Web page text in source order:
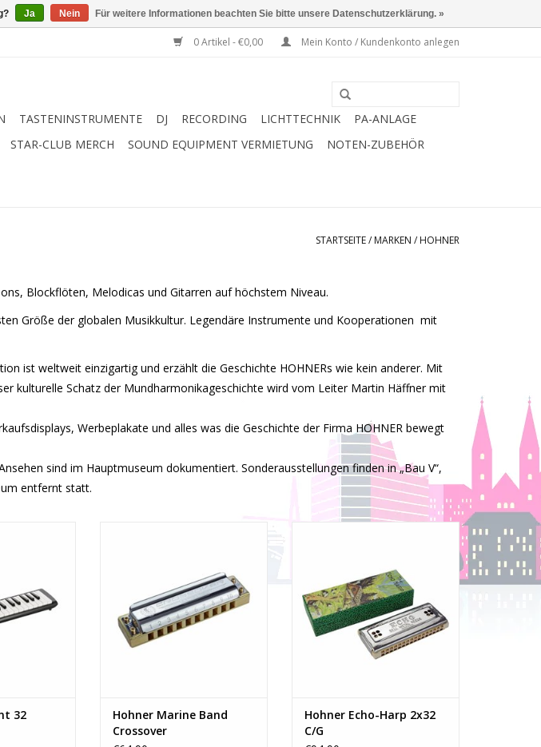
0 Artikel - €0,00 Mein Konto / Kundenkonto anlegen
TASTENINSTRUMENTE DJ RECORDING LICHTTECHNIK
PA-ANLAGE
STAR-CLUB MERCH SOUND EQUIPMENT VERMIETUNG
NOTEN-ZUBEHÖR
STARTSEITE/ MARKEN / HOHNER
Blockflöten, Melodicas und Gitarren auf höchstem Niveau.
Größe der globalen Musikkultur. Legendäre Instrumente und Kooperationen mit
ist weltweit einzigartig und erzählt die Geschichte HOHNERs wie kein anderer. Mit
kulturelle Schatz der Mundharmonikageschichte wird vom Leiter Martin Häffner mit
Werbeplakate und alles was die Geschichte der Firma HOHNER bewegt
sind im Hauptmuseum dokumentiert. Sonderausstellungen finden in „Bau V“,
entfernt statt.
32
Hohner Marine Band
Crossover
Hohner Echo-Harp 2x32
C/G
Ja Nein Für weitere Informationen beachten Sie bitte unsere Datenschutzerklärung. »